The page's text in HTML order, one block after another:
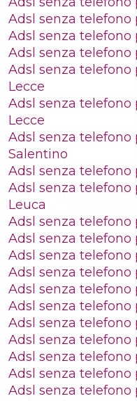
Adsl senza
Adsl senza
Adsl senza
Adsl senza
Lecce
Adsl senza
Lecce
Adsl senza telefono
Salentino
Adsl senza
Adsl senza telefono
Leuca
Adsl senza
Adsl senza telefono
Adsl senza telefono
Adsl senza telefono
Adsl senza telefono
Adsl senza telefono
Adsl senza telefono
Adsl senza
Adsl senza
Adsl senza
Adsl senza telefono